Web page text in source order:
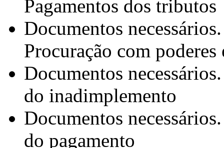
Pagamentos dos tributos
Documentos
Procuração com poderes
Documentos
do inadimplemento
Documentos
do pagamento